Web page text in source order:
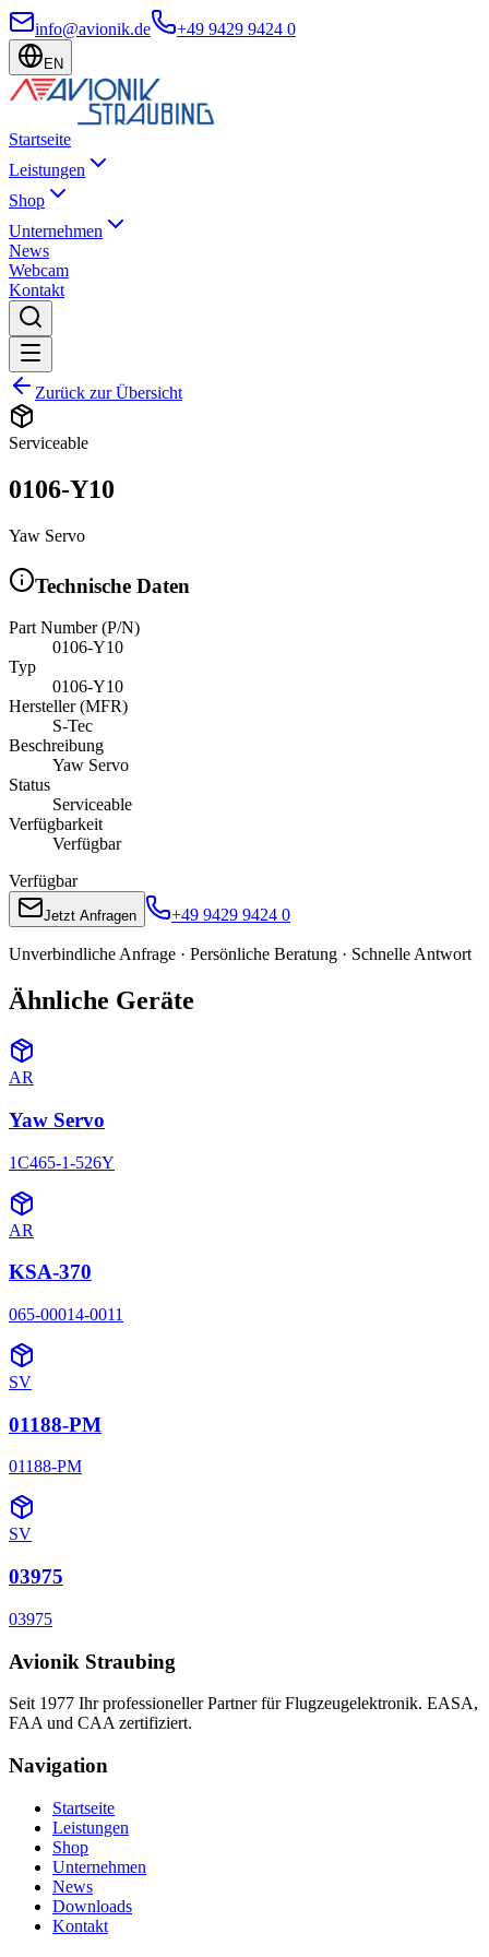
info@avionik.de +49 9429 9424 0
EN
Startseite
Leistungen
Shop
Unternehmen
News
Webcam
Kontakt
Zurück zur Übersicht
Serviceable
0106-Y10
Yaw Servo
Technische Daten
Part Number (P/N)
0106-Y10
Typ
0106-Y10
Hersteller (MFR)
S-Tec
Beschreibung
Yaw Servo
Status
Serviceable
Verfügbarkeit
Verfügbar
Verfügbar
Jetzt Anfragen +49 9429 9424 0
Unverbindliche Anfrage · Persönliche Beratung · Schnelle Antwort
Ähnliche Geräte
AR
Yaw Servo
1C465-1-526Y
AR
KSA-370
065-00014-0011
SV
01188-PM
01188-PM
SV
03975
03975
Avionik Straubing
Seit 1977 Ihr professioneller Partner für Flugzeugelektronik. EASA,
FAA und CAA zertifiziert.
Navigation
Startseite
Leistungen
Shop
Unternehmen
News
Downloads
Kontakt